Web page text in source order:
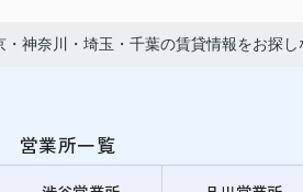
・神奈川・埼玉・千葉の賃貸情報をお探し
営業所一覧